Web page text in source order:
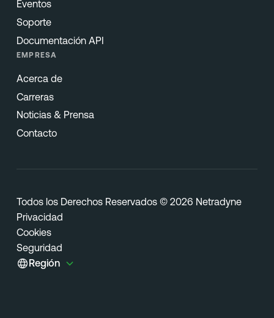
Eventos
Soporte
Documentación API
EMPRESA
Acerca de
Carreras
Noticias & Prensa
Contacto
Todos los Derechos Reservados © 2026 Netradyne
Privacidad
Cookies
Seguridad
Región